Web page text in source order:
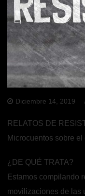
Diciembre 14, 2019
RELATOS DE
Microcuentos sobre
¿DE QUÉ TRATA?
Estamos compilando
movilizaciones de las